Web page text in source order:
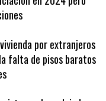
por encima de la
en 2024 pero
por extranjeros
falta de pisos baratos